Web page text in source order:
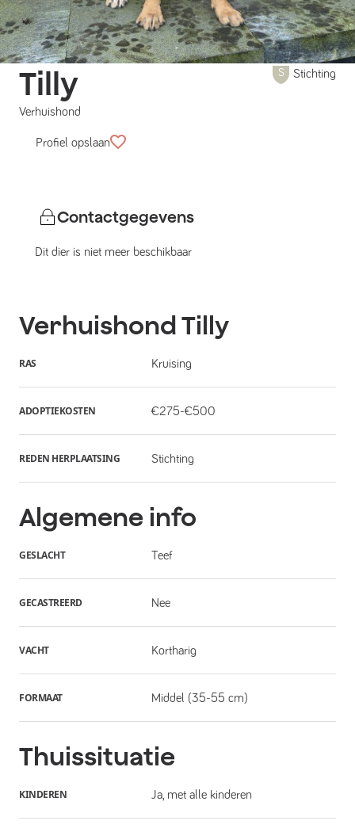
Tilly
Verhuishond
Stichting
Profiel opslaan
Contactgegevens
Dit dier is niet meer beschikbaar
VerhuishondTilly
RAS Kruising
ADOPTIEKOSTEN €275-€500
REDEN HERPLAATSING Stichting
Algemene info
GESLACHT Teef
GECASTREERD Nee
VACHT Kortharig
FORMAAT Middel (35-55 cm)
Thuissituatie
KINDEREN Ja, met alle kinderen